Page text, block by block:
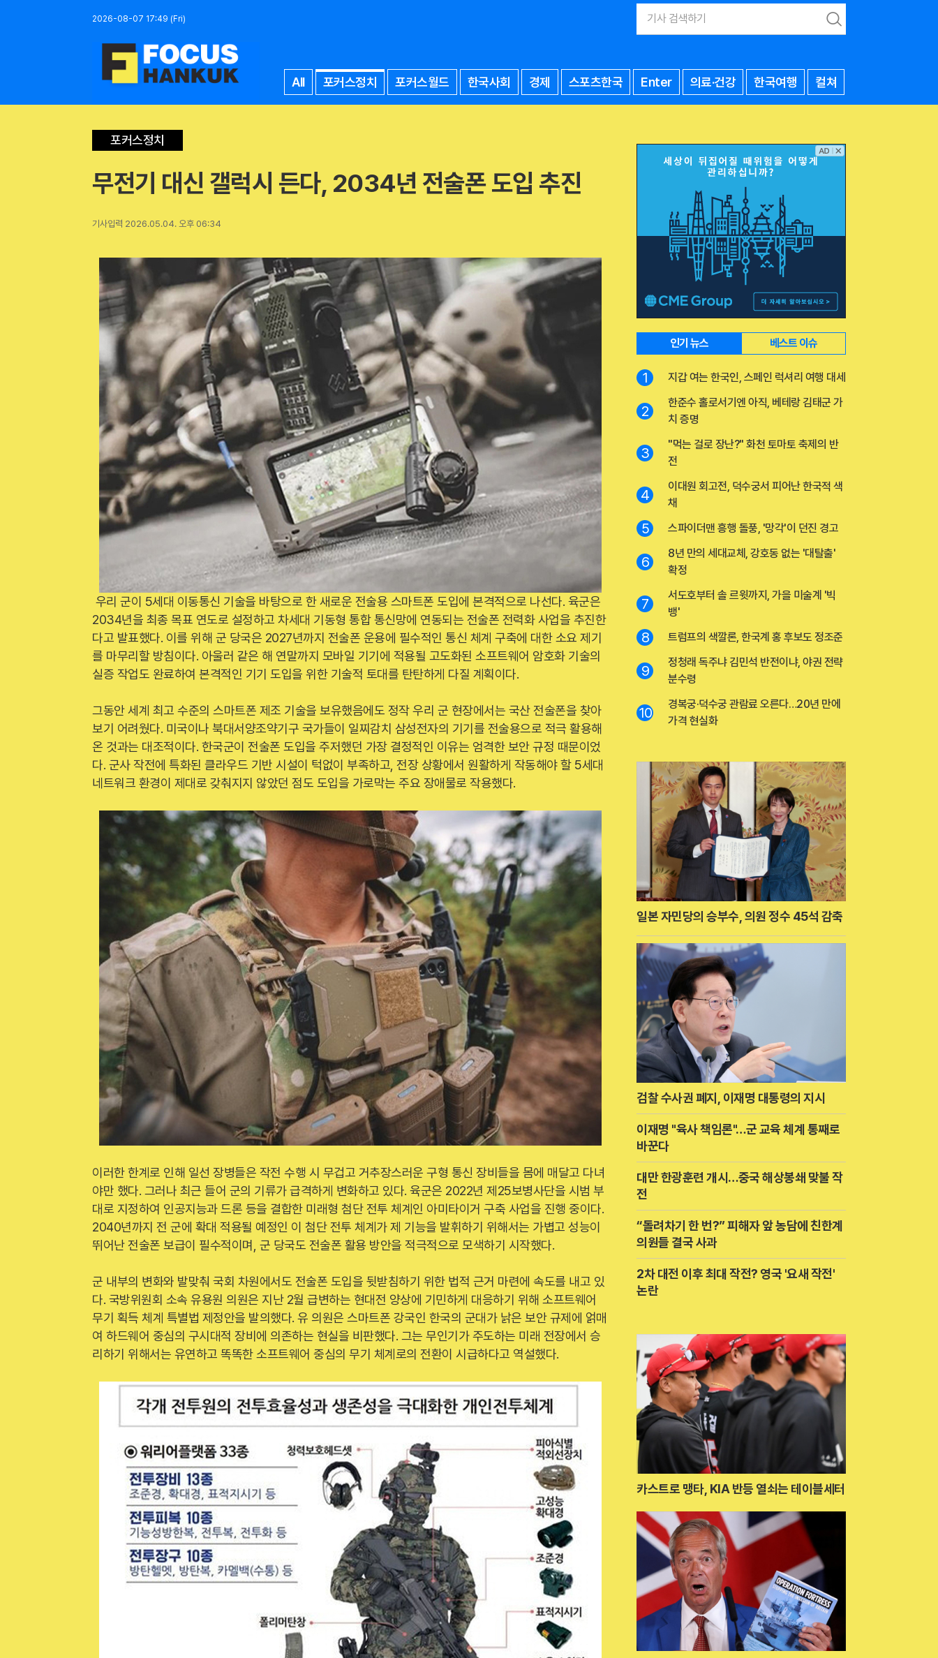
검
색
2026-08-07 17:49 (Fri)
All 포커스정치 포커스월드 한국사회 경제 스포츠한국 Enter 의료·건강 한국여행 컬쳐
포커스정치
무전기 대신 갤럭시 든다, 2034년 전술폰 도입 추진
기사입력 2026.05.04. 오후 06:34
우리 군이 5세대 이동통신 기술을 바탕으로 한 새로운 전술용 스마트폰 도입에 본격적으로 나선다. 육군은
2034년을 최종 목표 연도로 설정하고 차세대 기동형 통합 통신망에 연동되는 전술폰 전력화 사업을 추진한
다고 발표했다. 이를 위해 군 당국은 2027년까지 전술폰 운용에 필수적인 통신 체계 구축에 대한 소요 제기
를 마무리할 방침이다. 아울러 같은 해 연말까지 모바일 기기에 적용될 고도화된 소프트웨어 암호화 기술의
실증 작업도 완료하여 본격적인 기기 도입을 위한 기술적 토대를 탄탄하게 다질 계획이다.
그동안 세계 최고 수준의 스마트폰 제조 기술을 보유했음에도 정작 우리 군 현장에서는 국산 전술폰을 찾아
보기 어려웠다. 미국이나 북대서양조약기구 국가들이 일찌감치 삼성전자의 기기를 전술용으로 적극 활용해
온 것과는 대조적이다. 한국군이 전술폰 도입을 주저했던 가장 결정적인 이유는 엄격한 보안 규정 때문이었
다. 군사 작전에 특화된 클라우드 기반 시설이 턱없이 부족하고, 전장 상황에서 원활하게 작동해야 할 5세대
네트워크 환경이 제대로 갖춰지지 않았던 점도 도입을 가로막는 주요 장애물로 작용했다.
이러한 한계로 인해 일선 장병들은 작전 수행 시 무겁고 거추장스러운 구형 통신 장비들을 몸에 매달고 다녀
야만 했다. 그러나 최근 들어 군의 기류가 급격하게 변화하고 있다. 육군은 2022년 제25보병사단을 시범 부
대로 지정하여 인공지능과 드론 등을 결합한 미래형 첨단 전투 체계인 아미타이거 구축 사업을 진행 중이다.
2040년까지 전 군에 확대 적용될 예정인 이 첨단 전투 체계가 제 기능을 발휘하기 위해서는 가볍고 성능이
뛰어난 전술폰 보급이 필수적이며, 군 당국도 전술폰 활용 방안을 적극적으로 모색하기 시작했다.
군 내부의 변화와 발맞춰 국회 차원에서도 전술폰 도입을 뒷받침하기 위한 법적 근거 마련에 속도를 내고 있
다. 국방위원회 소속 유용원 의원은 지난 2월 급변하는 현대전 양상에 기민하게 대응하기 위해 소프트웨어
무기 획득 체계 특별법 제정안을 발의했다. 유 의원은 스마트폰 강국인 한국의 군대가 낡은 보안 규제에 얽매
여 하드웨어 중심의 구시대적 장비에 의존하는 현실을 비판했다. 그는 무인기가 주도하는 미래 전장에서 승
리하기 위해서는 유연하고 똑똑한 소프트웨어 중심의 무기 체계로의 전환이 시급하다고 역설했다.
인기 뉴스 베스트 이슈
1 지갑 여는 한국인, 스페인 럭셔리 여행 대세
2
한준수 홀로서기엔 아직, 베테랑 김태군 가
치 증명
3
"먹는 걸로 장난?" 화천 토마토 축제의 반
전
4
이대원 회고전, 덕수궁서 피어난 한국적 색
채
5 스파이더맨 흥행 돌풍, '망각'이 던진 경고
6
8년 만의 세대교체, 강호동 없는 '대탈출'
확정
7
서도호부터 솔 르윗까지, 가을 미술계 '빅
뱅'
8 트럼프의 색깔론, 한국계 홍 후보도 정조준
9
정청래 독주냐 김민석 반전이냐, 야권 전략
분수령
10
경복궁·덕수궁 관람료 오른다…20년 만에
가격 현실화
일본 자민당의 승부수, 의원 정수 45석 감축
검찰 수사권 폐지, 이재명 대통령의 지시
이재명 "육사 책임론"…군 교육 체계 통째로
바꾼다
대만 한광훈련 개시…중국 해상봉쇄 맞불 작
전
“돌려차기 한 번?” 피해자 앞 농담에 친한계
의원들 결국 사과
2차 대전 이후 최대 작전? 영국 '요새 작전'
논란
카스트로 맹타, KIA 반등 열쇠는 테이블세터